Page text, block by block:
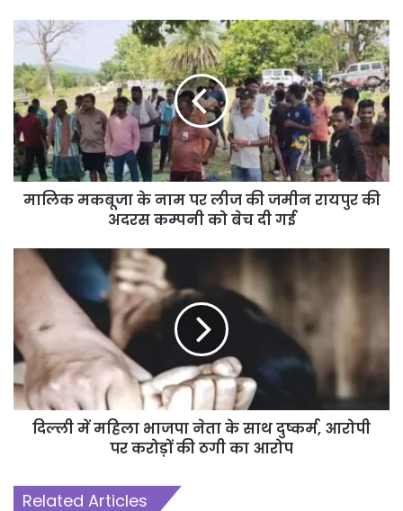
कि जरूरी काम न हो तो इस समयावधि में इस रूट पर जाने से बचें।
मालिक मकबूजा के नाम पर लीज की जमीन रायपुर की
अदरस कम्पनी को बेच दी गई
दिल्ली में महिला भाजपा नेता के साथ दुष्कर्म, आरोपी
पर करोड़ों की ठगी का आरोप
Related Articles